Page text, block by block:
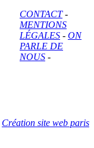
CONTACT-
MENTIONS
LÉGALES - ON
PARLE DE
NOUS -
Création site web paris